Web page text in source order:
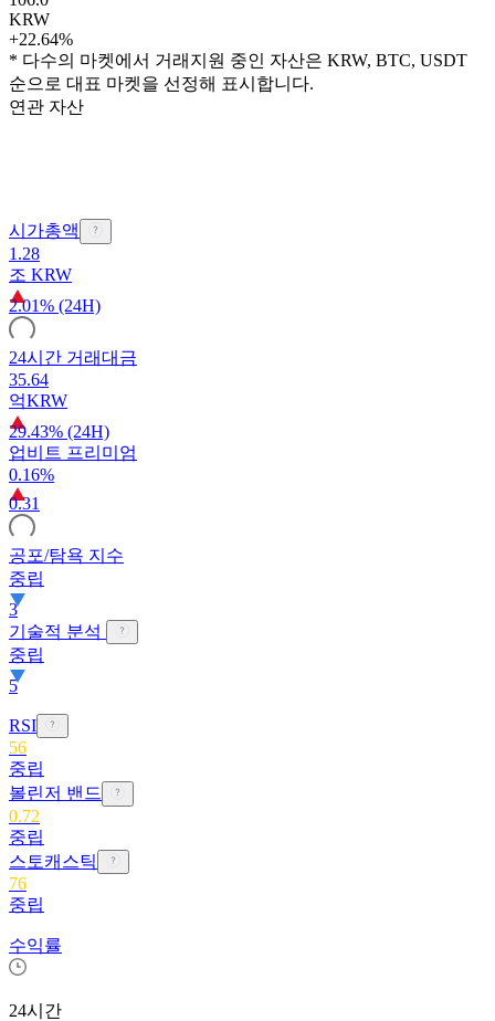
KRW
+22.64%
* 다수의 마켓에서 거래지원 중인 자산은 KRW, BTC, USDT
순으로 대표 마켓을 선정해 표시합니다.
연관 자산
시가총액
1.28
조 KRW
2.01% (24H)
24시간 거래대금
35.64
억KRW
29.43% (24H)
업비트 프리미엄
0.16%
0.31
공포/탐욕 지수
중립
3
기술적 분석
중립
5
RSI
56
중립
볼린저 밴드
0.72
중립
스토캐스틱
76
중립
수익률
24시간